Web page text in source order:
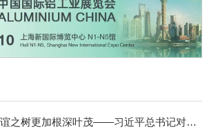
让中朝传统友谊之树更加根深叶茂——习近平总书记对朝鲜进行国事访问纪实